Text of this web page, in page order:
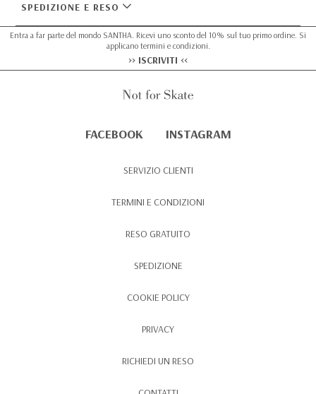
SPEDIZIONE E RESO
Entra a far parte del mondo SANTHA. Ricevi uno sconto del 10% sul tuo primo ordine. Si
applicano termini e condizioni.
>> ISCRIVITI <<
FACEBOOK INSTAGRAM
SERVIZIO CLIENTI
TERMINI E CONDIZIONI
RESO GRATUITO
SPEDIZIONE
COOKIE POLICY
PRIVACY
RICHIEDI UN RESO